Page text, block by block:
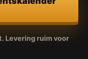
Levering ruim voor